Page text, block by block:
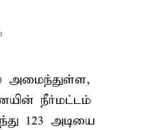
அமைந்துள்ள,
நீர்மட்டம்
123 அடியை